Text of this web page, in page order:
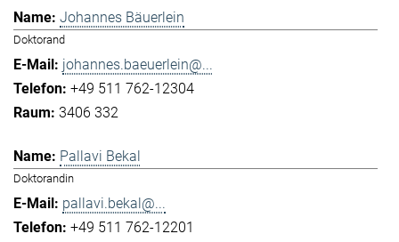
Johannes Bäuerlein
Doktorand
johannes.baeuerlein@...
+49 511 762-12304
3406 332
Pallavi Bekal
Doktorandin
pallavi.bekal@...
+49 511 762-12201